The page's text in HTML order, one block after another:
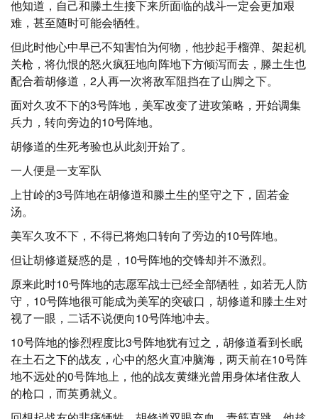
他知道，自己和滕土生接下来所面临的战斗一定会更加艰
难，甚至随时可能会牺牲。
但此时他心中早已不知害怕为何物，他抄起手榴弹、架起机
关枪，将仇恨的怒火疯狂地向阵地下方倾泻而去，滕土生也
配合着胡修道，2人再一次将敌军阻挡在了山脚之下。
面对久攻不下的3号阵地，美军改变了进攻策略，开始调集
兵力，转向旁边的10号阵地。
胡修道的生死考验也从此刻开始了。
一人便是一支军队
上甘岭的3号阵地在胡修道和滕土生的坚守之下，固若金
汤。
美军久攻不下，不得已将炮口转向了旁边的10号阵地。
但让胡修道疑惑的是，10号阵地的交锋却并不激烈。
原来此时10号阵地的志愿军战士已经全部牺牲，如若无人防
守，10号阵地很可能成为美军的突破口，胡修道和滕土生对
视了一眼，二话不说便向10号阵地冲去。
10号阵地的惨烈程度比3号阵地犹有过之，胡修道看到长眠
在土石之下的战友，心中的怒火直冲脑海，两天前在10号阵
地不远处的0号阵地上，他的战友黄继光曾用身体堵住敌人
的枪口，而英勇就义。